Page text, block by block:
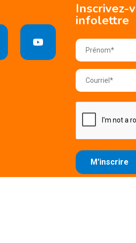
Inscrivez-
infolettre